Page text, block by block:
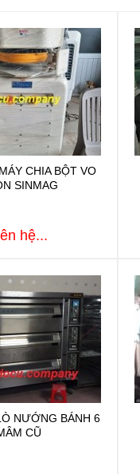
CHIA BỘT VO
SINMAG
hệ...
NƯỚNG BÁNH 6
CŨ